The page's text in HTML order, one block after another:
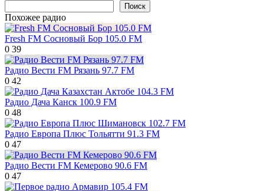
Поиск
Похожее радио
Fresh FM Сосновый Бор 105.0 FM
0 39
Радио Вести FM Рязань 97.7 FM
0 42
Радио Дача Канск 100.9 FM
0 48
Радио Европа Плюс Тольятти 91.3 FM
0 47
Радио Вести FM Кемерово 90.6 FM
0 47